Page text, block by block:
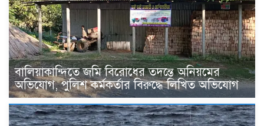
বালিয়াকান্দিতে জমি বিরোধের তদন্তে অনিয়মের
অভিযোগ, পুলিশ কর্মকর্তার বিরুদ্ধে লিখিত অভিযোগ